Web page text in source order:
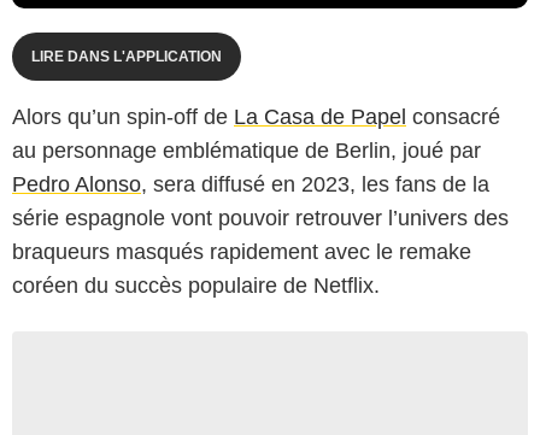
LIRE DANS L'APPLICATION
Alors qu’un spin-off de La Casa de Papel consacré
au personnage emblématique de Berlin, joué par
Pedro Alonso, sera diffusé en 2023, les fans de la
série espagnole vont pouvoir retrouver l’univers des
braqueurs masqués rapidement avec le remake
coréen du succès populaire de Netflix.